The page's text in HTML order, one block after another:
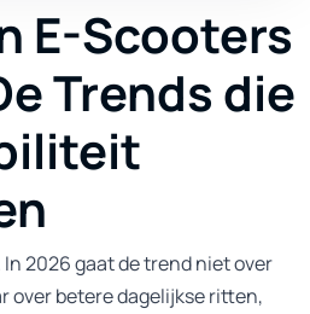
E-Scooters
Trends die
2026 gaat de trend niet over
over betere dagelijkse ritten,